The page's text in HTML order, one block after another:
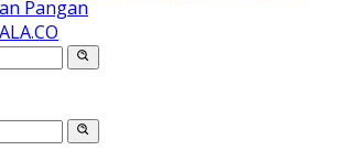
Pangan